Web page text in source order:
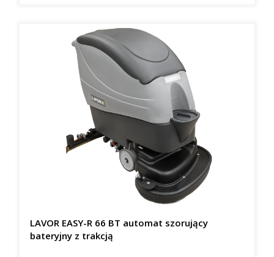
LAVOR EASY-R 66 BT automat szorujący
bateryjny z trakcją